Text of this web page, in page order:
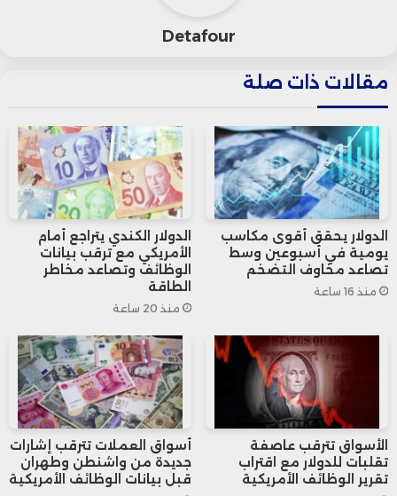
قوة النشاط الاقتصادي.
وأوضح الاحتياطي النيوزيلندي أن قراراته
والضغوط التضخمية، إلى جانب مؤشرات النمو،
مؤكداً أن حجم وتوقيت أي زيادات إضافية في
أسعار الفائدة سيعتمدان على الظروف
الاقتصادية خلال الفترة المقبلة.
وعلى مستوى التداولات، ارتفع الدولار
النيوزيلندي أمام نظيره الأمريكي بنسبة 0.5%
ليصل إلى مستوى 0.5707 دولار، مقارنة بسعر
افتتاح بلغ 0.5678 دولار، بعدما سجل أدنى
مستوى خلال الجلسة عند 0.5673 دولار.
Detafour
مقالات ذات صلة
الدولار يحقق أقوى مكاسب
يومية في أسبوعين وسط
تصاعد مخاوف التضخم
منذ 16 ساعة
الدولار الكندي يتراجع أمام
الأمريكي مع ترقب بيانات
الوظائف وتصاعد مخاطر
الطاقة
منذ 20 ساعة
الأسواق تترقب عاصفة
تقلبات للدولار مع اقتراب
تقرير الوظائف الأمريكية
أسواق العملات تترقب إشارات
جديدة من واشنطن وطهران
قبل بيانات الوظائف الأمريكية